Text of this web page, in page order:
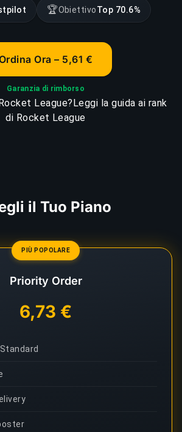
🏆ObiettivoTop 70.6%
Ora – 5,61 €
Garanzia di rimborso
League?Leggi la guida ai rank
di Rocket League
il Tuo Piano
PIÙ POPOLARE
Priority Order
6,73 €